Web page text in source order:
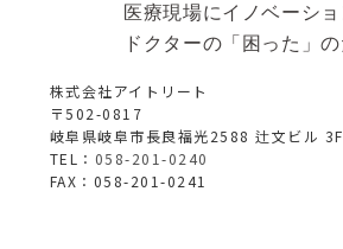
株式会社アイトリート
〒502-0817
岐阜県岐阜市長良福光2588 辻文ビル 3F
TEL： 058-201-0240
FAX：058-201-0241